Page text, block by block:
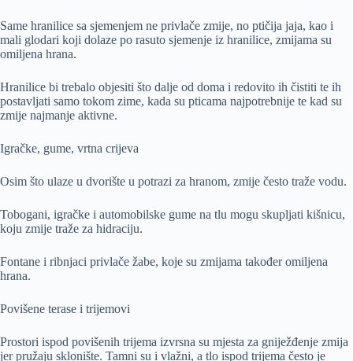
Same hranilice sa sjemenjem ne privlače zmije, no ptičija jaja, kao i
mali glodari koji dolaze po rasuto sjemenje iz hranilice, zmijama su
omiljena hrana.
Hranilice bi trebalo objesiti što dalje od doma i redovito ih čistiti te ih
postavljati samo tokom zime, kada su pticama najpotrebnije te kad su
zmije najmanje aktivne.
Igračke, gume, vrtna crijeva
Osim što ulaze u dvorište u potrazi za hranom, zmije često traže vodu.
Tobogani, igračke i automobilske gume na tlu mogu skupljati kišnicu,
koju zmije traže za hidraciju.
Fontane i ribnjaci privlače žabe, koje su zmijama također omiljena
hrana.
Povišene terase i trijemovi
Prostori ispod povišenih trijema izvrsna su mjesta za gniježđenje zmija
jer pružaju sklonište. Tamni su i vlažni, a tlo ispod trijema često je